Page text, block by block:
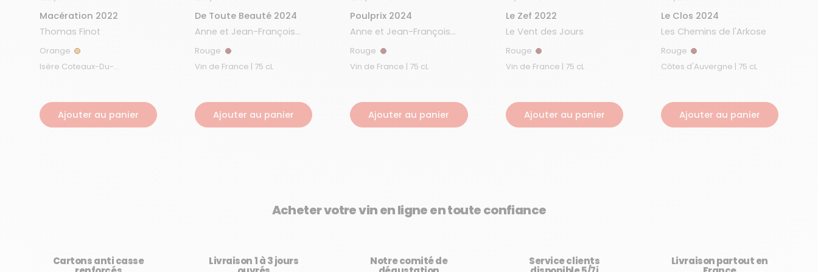
Macération 2022
Thomas Finot
Orange Orange
Isère Coteaux-Du-
Ajouter au panier
De Toute Beauté 2024
Anne et Jean-François
Rouge Rouge
Vin de France | 75 cL
Ajouter au panier
Poulprix 2024
Anne et Jean-François
Rouge Rouge
Vin de France | 75 cL
Ajouter au panier
Le Zef 2022
Le Vent des Jours
Rouge Rouge
Vin de France | 75 cL
Ajouter au panier
Le Clos 2024
Les Chemins de l'Arkose
Rouge Rouge
Côtes d'Auvergne | 75 cL
Ajouter au panier
Acheter votre vin en ligne en toute confiance
Cartons anti casse Livraison 1 à 3 jours Notre comité de Service clients Livraison partout en